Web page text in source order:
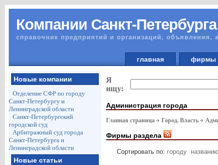
Компании Санкт-Петербурга
справочник предприятий и организаций, объявления,
главная
Новые компании
Отделение СФР по городу
Санкт-Петербургу и
Ленинградской области
Санкт-Петербургский
городской суд
Арбитражный суд города
Санкт-Петербурга и
Ленинградской области
Новые статьи
Я
ищу:
Администрация города
Главная страница Город. Власть
Фирмы раздела
Сортировать по: городу